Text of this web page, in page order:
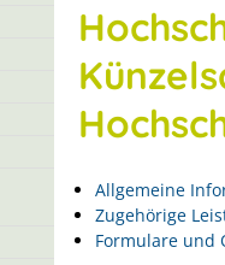
Allgemeine
Zugehörige
Formulare und